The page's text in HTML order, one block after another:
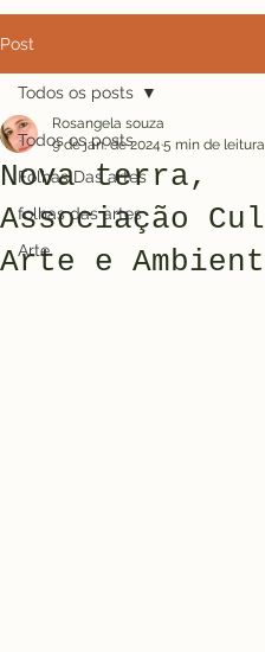
Post
Todos os posts
Folhas Das artes
folhas das artes
Arte
Todos os posts
Nova terra,
Associação
Arte e
Rosangela souza
9 de jan. de 2024 5 min de leitura